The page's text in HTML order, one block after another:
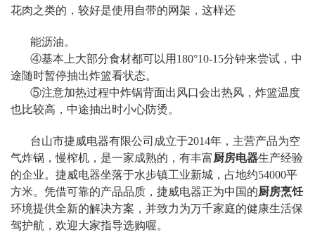
花肉之类的，较好是使用自带的网架，这样还
能沥油。
④基本上大部分食材都可以用180°10-15分钟来尝试，中
途随时暂停抽出炸篮看状态。
⑤注意加热过程中炸锅背面出风口会出热风，炸篮温度
也比较高，中途抽出时小心防烫。
台山市捷威电器有限公司成立于2014年，主营产品为空
气炸锅，慢榨机，是一家成熟的，有丰富 厨房电器生产经验
的企业。捷威电器坐落于水步镇工业新城，占地约54000平
方米。凭借可靠的产品品质，捷威电器正为中国的厨房烹饪
环境提供全新的解决方案，并致力为万千家庭的健康生活保
驾护航，欢迎大家指导选购喔。